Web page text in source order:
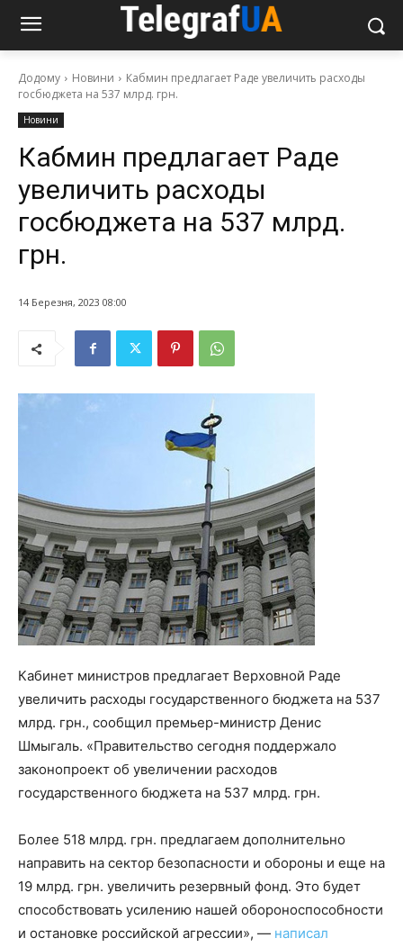
Додому Новини
Кабмин предлагает Раде увеличить расходы
госбюджета на 537 млрд. грн.
Новини
Кабмин предлагает Раде
увеличить расходы
госбюджета на 537 млрд.
грн.
14 Березня, 2023 08:00
Кабинет министров предлагает Верховной Раде
увеличить расходы государственного бюджета на 537
млрд. грн., сообщил премьер-министр Денис
Шмыгаль. «Правительство сегодня поддержало
законопроект об увеличении расходов
государственного бюджета на 537 млрд. грн.
Более 518 млрд. грн. предлагаем дополнительно
направить на сектор безопасности и обороны и еще на
19 млрд. грн. увеличить резервный фонд. Это будет
способствовать усилению нашей обороноспособности
и остановке российской агрессии», — написал